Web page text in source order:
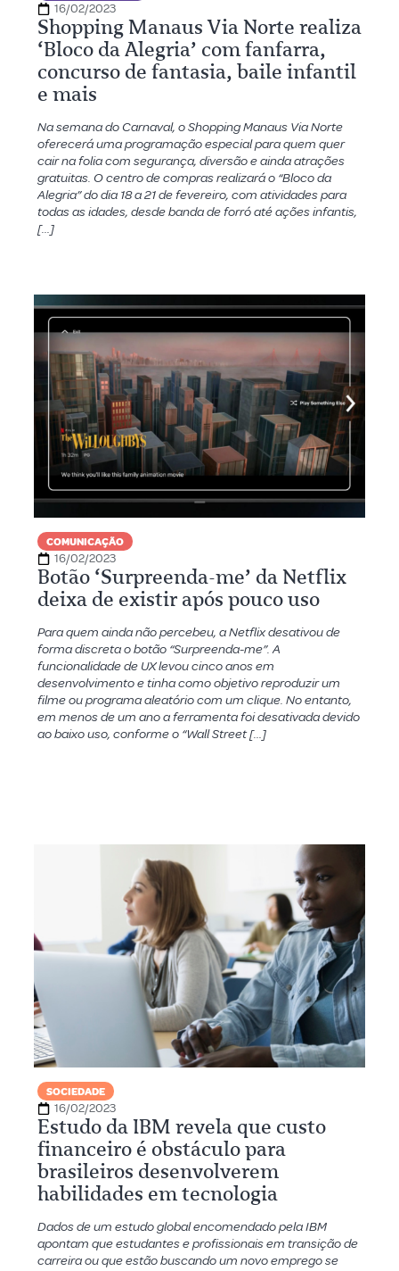
16/02/2023
Shopping Manaus Via Norte realiza
‘Bloco da Alegria’ com fanfarra,
concurso de fantasia, baile infantil
e mais
Na semana do Carnaval, o Shopping Manaus Via Norte
oferecerá uma programação especial para quem quer
cair na folia com segurança, diversão e ainda atrações
gratuitas. O centro de compras realizará o “Bloco da
Alegria” do dia 18 a 21 de fevereiro, com atividades para
todas as idades, desde banda de forró até ações infantis,
[…]
COMUNICAÇÃO
16/02/2023
Botão ‘Surpreenda-me’ da Netflix
deixa de existir após pouco uso
Para quem ainda não percebeu, a Netflix desativou de
forma discreta o botão “Surpreenda-me”. A
funcionalidade de UX levou cinco anos em
desenvolvimento e tinha como objetivo reproduzir um
filme ou programa aleatório com um clique. No entanto,
em menos de um ano a ferramenta foi desativada devido
ao baixo uso, conforme o “Wall Street […]
SOCIEDADE
16/02/2023
Estudo da IBM revela que custo
financeiro é obstáculo para
brasileiros desenvolverem
habilidades em tecnologia
Dados de um estudo global encomendado pela IBM
apontam que estudantes e profissionais em transição de
carreira ou que estão buscando um novo emprego se